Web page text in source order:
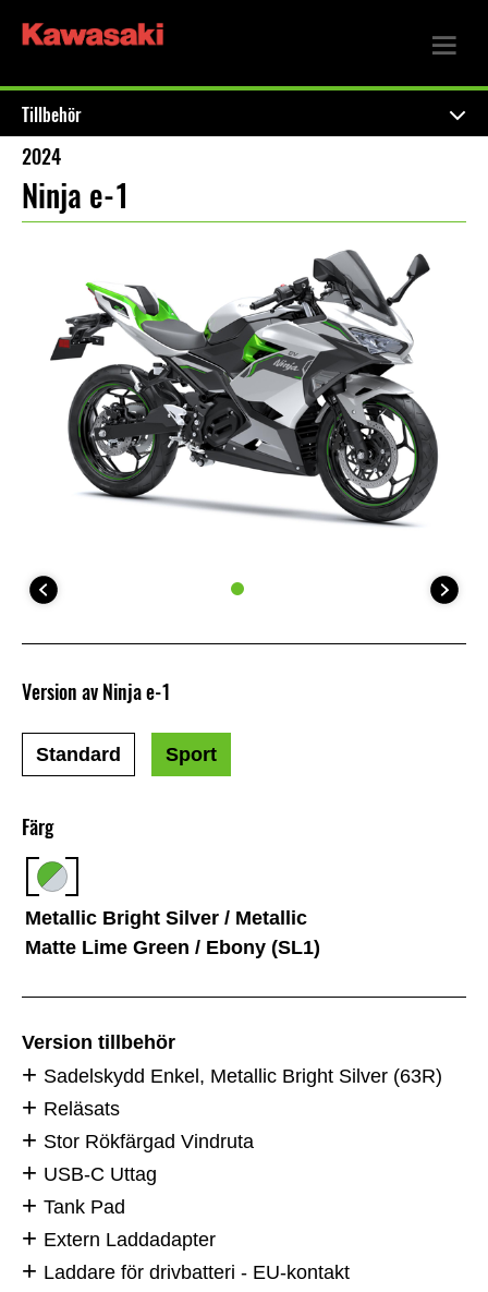
Tillbehör
2024
Ninja e-1
Färg
Metallic Bright Silver / Metallic
Matte Lime Green / Ebony (SL1)
Version av Ninja e-1
Standard Sport
Version tillbehör
Sadelskydd Enkel, Metallic Bright Silver (63R)
Reläsats
Stor Rökfärgad Vindruta
USB-C Uttag
Tank Pad
Extern Laddadapter
Laddare för drivbatteri - EU-kontakt